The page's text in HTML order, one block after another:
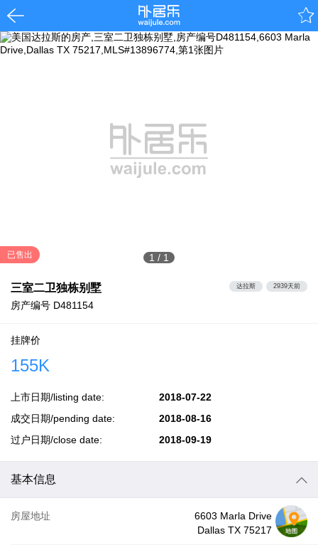
1 / 1
已售出
三室二卫独栋别墅
房产编号 D481154
达拉斯 2939天前
挂牌价
155K
上市日期/listing date:
成交日期/pending date:
过户日期/close date:
2018-07-22
2018-08-16
2018-09-19
基本信息
房屋地址
6603 Marla Drive
Dallas TX 75217